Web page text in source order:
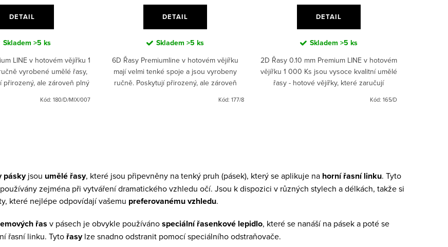
DETAIL
Skladem>5 ks
LINE v hotovém vějířku 1
vyrobené umělé řasy,
přirozený, ale zároveň plný
a tloušťkou...
Kód:180/D/MIX/007
DETAIL
Skladem>5 ks
6D Řasy Premiumline v hotovém vějířku
mají velmi tenké spoje a jsou vyrobeny
ručně. Poskytují přirozený, ale zároveň
Kód: 177/8
DETAIL
Skladem >5 ks
2D Řasy 0.10 mm Premium LINE v hotovém
vějířku 1 000 Ks jsou vysoce kvalitní umělé
řasy - hotové vějířky, které zaručují
Kód: 165/D
páskyjsou umělé řasy, které jsou připevněny na tenký pruh (pásek), který se aplikuje na horní řasní linku. Tyto
zejména při vytváření dramatického vzhledu očí. Jsou k dispozici v různých stylech a délkách, takže si
které nejlépe odpovídají vašemu preferovanému vzhledu.
řas v pásech je obvykle používánospeciální řasenkové lepidlo, které se nanáší na pásek a poté se
řasní linku. Tyto řasylze snadno odstranit pomocí speciálního odstraňovače.